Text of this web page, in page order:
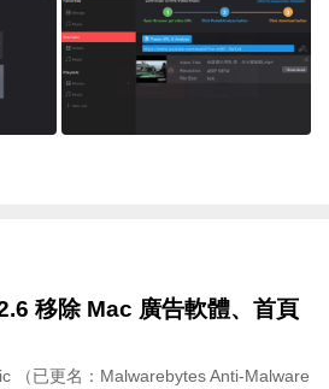
移除 Mac 廣告軟體、首頁
（已更名：Malwarebytes Anti-Malware